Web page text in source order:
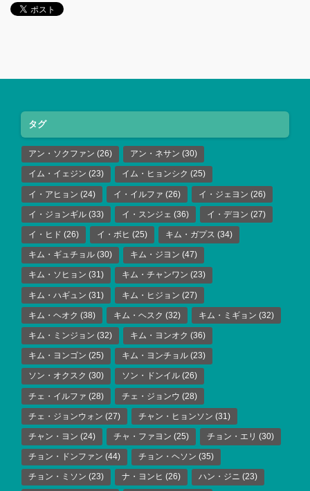
タグ
アン・ソクファン (26) アン・ネサン (30)
イム・イェジン (23) イム・ヒョンシク (25)
イ・アヒョン (24) イ・イルファ (26) イ・ジェヨン (26)
イ・ジョンギル (33) イ・スンジェ (36) イ・デヨン (27)
イ・ヒド (26) イ・ボヒ (25) キム・ガプス (34)
キム・ギュチョル (30) キム・ジヨン (47)
キム・ソヒョン (31) キム・チャンワン (23)
キム・ハギュン (31) キム・ヒジョン (27)
キム・ヘオク (38) キム・ヘスク (32) キム・ミギョン (32)
キム・ミンジョン (32) キム・ヨンオク (36)
キム・ヨンゴン (25) キム・ヨンチョル (23)
ソン・オクスク (30) ソン・ドンイル (26)
チェ・イルファ (28) チェ・ジョンウ (28)
チェ・ジョンウォン (27) チャン・ヒョンソン (31)
チャン・ヨン (24) チャ・ファヨン (25) チョン・エリ (30)
チョン・ドンファン (44) チョン・ヘソン (35)
チョン・ミソン (23) ナ・ヨンヒ (26) ハン・ジニ (23)